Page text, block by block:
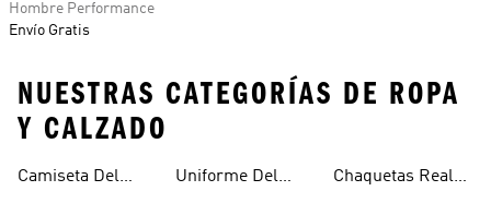
Hombre Performance
Envío Gratis
NUESTRAS CATEGORÍAS DE ROPA
Y CALZADO
Camiseta Del
Uniforme Del
Chaquetas Real